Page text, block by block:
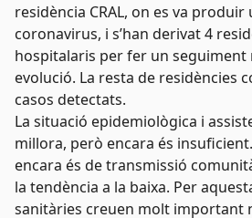
residència CRAL, on es va
coronavirus, i s’han derivat 4
hospitalaris per fer un seguiment
evolució. La resta de residències
casos detectats.
La situació epidemiològica i
millora, però encara és
encara és de transmissió
la tendència a la baixa. Per
sanitàries creuen molt important